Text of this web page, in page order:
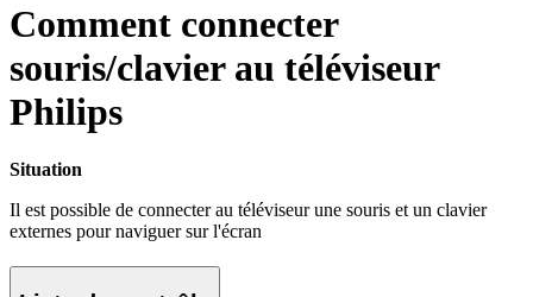
Comment connecter
souris/clavier au téléviseur
Philips
Situation
Il est possible de connecter au téléviseur une souris et un clavier
externes pour naviguer sur l'écran